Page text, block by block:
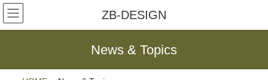
ZB-DESIGN
News & Topics